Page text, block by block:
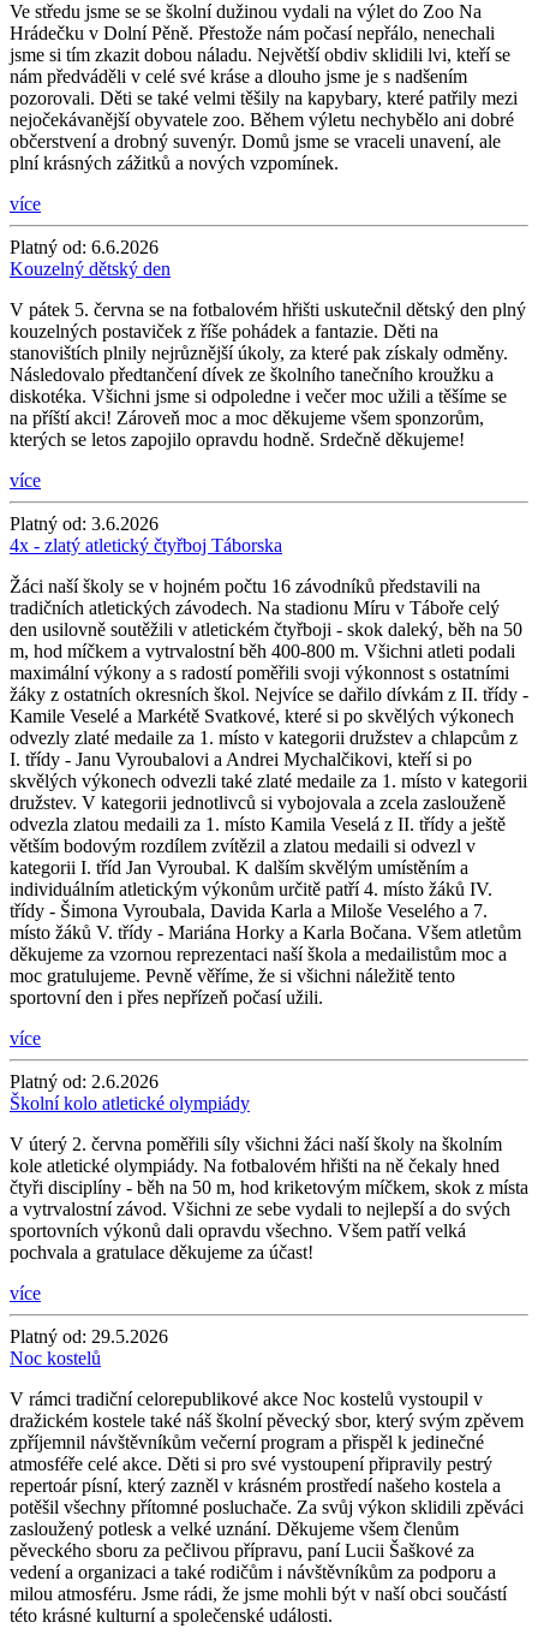
Ve středu jsme se se školní dužinou vydali na výlet do Zoo Na
Hrádečku v Dolní Pěně. Přestože nám počasí nepřálo, nenechali
jsme si tím zkazit dobou náladu. Největší obdiv sklidili lvi, kteří se
nám předváděli v celé své kráse a dlouho jsme je s nadšením
pozorovali. Děti se také velmi těšily na kapybary, které patřily mezi
nejočekávanější obyvatele zoo. Během výletu nechybělo ani dobré
občerstvení a drobný suvenýr. Domů jsme se vraceli unavení, ale
plní krásných zážitků a nových vzpomínek.
více
Platný od: 6.6.2026
Kouzelný dětský den
V pátek 5. června se na fotbalovém hřišti uskutečnil dětský den plný
kouzelných postaviček z říše pohádek a fantazie. Děti na
stanovištích plnily nejrůznější úkoly, za které pak získaly odměny.
Následovalo předtančení dívek ze školního tanečního kroužku a
diskotéka. Všichni jsme si odpoledne i večer moc užili a těšíme se
na příští akci! Zároveň moc a moc děkujeme všem sponzorům,
kterých se letos zapojilo opravdu hodně. Srdečně děkujeme!
více
Platný od: 3.6.2026
4x - zlatý atletický čtyřboj Táborska
Žáci naší školy se v hojném počtu 16 závodníků představili na
tradičních atletických závodech. Na stadionu Míru v Táboře celý
den usilovně soutěžili v atletickém čtyřboji - skok daleký, běh na 50
m, hod míčkem a vytrvalostní běh 400-800 m. Všichni atleti podali
maximální výkony a s radostí poměřili svoji výkonnost s ostatními
žáky z ostatních okresních škol. Nejvíce se dařilo dívkám z II. třídy -
Kamile Veselé a Markétě Svatkové, které si po skvělých výkonech
odvezly zlaté medaile za 1. místo v kategorii družstev a chlapcům z
I. třídy - Janu Vyroubalovi a Andrei Mychalčikovi, kteří si po
skvělých výkonech odvezli také zlaté medaile za 1. místo v kategorii
družstev. V kategorii jednotlivců si vybojovala a zcela zaslouženě
odvezla zlatou medaili za 1. místo Kamila Veselá z II. třídy a ještě
větším bodovým rozdílem zvítězil a zlatou medaili si odvezl v
kategorii I. tříd Jan Vyroubal. K dalším skvělým umístěním a
individuálním atletickým výkonům určitě patří 4. místo žáků IV.
třídy - Šimona Vyroubala, Davida Karla a Miloše Veselého a 7.
místo žáků V. třídy - Mariána Horky a Karla Bočana. Všem atletům
děkujeme za vzornou reprezentaci naší škola a medailistům moc a
moc gratulujeme. Pevně věříme, že si všichni náležitě tento
sportovní den i přes nepřízeň počasí užili.
více
Platný od: 2.6.2026
Školní kolo atletické olympiády
V úterý 2. června poměřili síly všichni žáci naší školy na školním
kole atletické olympiády. Na fotbalovém hřišti na ně čekaly hned
čtyři disciplíny - běh na 50 m, hod kriketovým míčkem, skok z místa
a vytrvalostní závod. Všichni ze sebe vydali to nejlepší a do svých
sportovních výkonů dali opravdu všechno. Všem patří velká
pochvala a gratulace děkujeme za účast!
více
Platný od: 29.5.2026
Noc kostelů
V rámci tradiční celorepublikové akce Noc kostelů vystoupil v
dražickém kostele také náš školní pěvecký sbor, který svým zpěvem
zpříjemnil návštěvníkům večerní program a přispěl k jedinečné
atmosféře celé akce. Děti si pro své vystoupení připravily pestrý
repertoár písní, který zazněl v krásném prostředí našeho kostela a
potěšil všechny přítomné posluchače. Za svůj výkon sklidili zpěváci
zasloužený potlesk a velké uznání. Děkujeme všem členům
pěveckého sboru za pečlivou přípravu, paní Lucii Šaškové za
vedení a organizaci a také rodičům i návštěvníkům za podporu a
milou atmosféru. Jsme rádi, že jsme mohli být v naší obci součástí
této krásné kulturní a společenské události.